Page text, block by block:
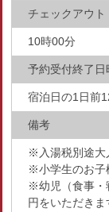
チェックアウト
10時00分
予約受付終了日
宿泊日の1日前
備考
※入湯税別途大
※小学生のお子
※幼児（食事・
円をいただきま